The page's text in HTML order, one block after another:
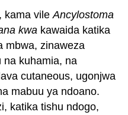
kama vileAncylostoma
kwa kawaida katika
mbwa, zinaweza
na kuhamia, na
cutaneous, ugonjwa
mabuu ya ndoano.
katika tishu ndogo,